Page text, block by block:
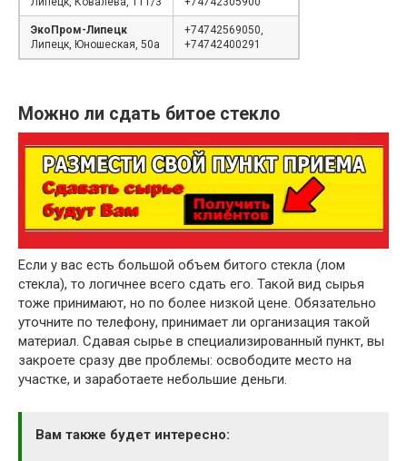
ЭкоПром-Липецк
Липецк, Юношеская, 50а
+74742569050,
+74742400291
Можно ли сдать битое стекло
Если у вас есть большой объем битого стекла (лом
стекла), то логичнее всего сдать его. Такой вид сырья
тоже принимают, но по более низкой цене. Обязательно
уточните по телефону, принимает ли организация такой
материал. Сдавая сырье в специализированный пункт, вы
закроете сразу две проблемы: освободите место на
участке, и заработаете небольшие деньги.
Вам также будет интересно: